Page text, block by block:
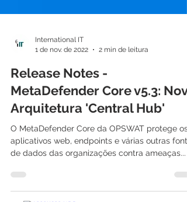
1 de nov. de 2022
2 min de leitura
Release Notes -
MetaDefender Core v5.3:
Arquitetura 'Central Hub'
O MetaDefender Core da OPSWAT protege os
de dados das organizações contra ameaças...